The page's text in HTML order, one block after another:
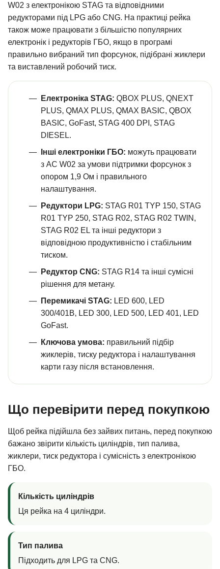
W02 з електронікою STAG та відповідними
редукторами під LPG або CNG. На практиці рейка
також може працювати з більшістю популярних
електронік і редукторів ГБО, якщо в програмі
правильно вибраний тип форсунок, підібрані жиклери
та виставлений робочий тиск.
Електроніка STAG: QBOX PLUS, QNEXT
PLUS, QMAX PLUS, QMAX BASIC, QBOX
BASIC, GoFast, STAG 400 DPI, STAG
DIESEL.
Інші електроніки ГБО: можуть працювати
з AC W02 за умови підтримки форсунок з
опором 1,9 Ом і правильного
налаштування.
Редуктори LPG: STAG R01 TYP 150, STAG
R01 TYP 250, STAG R02, STAG R02 TWIN,
STAG R02 EL та інші редуктори з
відповідною продуктивністю і стабільним
тиском.
Редуктор CNG: STAG R14 та інші сумісні
рішення для метану.
Перемикачі STAG: LED 600, LED
300/401B, LED 300, LED 500, LED 401, LED
GoFast.
Ключова умова: правильний підбір
жиклерів, тиску редуктора і налаштування
карти газу після встановлення.
Що перевірити перед покупкою
Щоб рейка підійшла без зайвих питань, перед покупкою
бажано звірити кількість циліндрів, тип палива,
жиклери, тиск редуктора і сумісність з електронікою
ГБО.
Кількість циліндрів
Ця рейка на 4 циліндри.
Тип палива
Підходить для LPG та CNG.